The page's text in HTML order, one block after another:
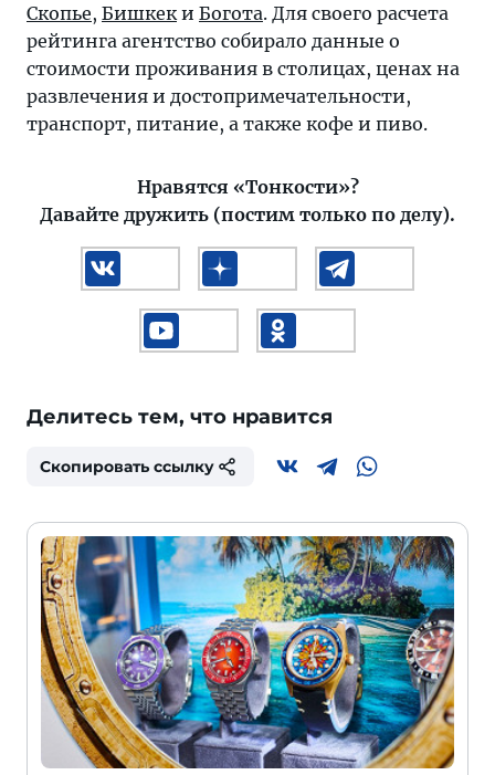
Скопье, Бишкеки Богота. Для своего расчета
рейтинга агентство собирало данные о
стоимости проживания в столицах, ценах на
развлечения и достопримечательности,
транспорт, питание, а также кофе и пиво.
Нравятся «Тонкости»?
Давайте дружить (постим только по делу).
Делитесь тем, что нравится
Скопировать ссылку